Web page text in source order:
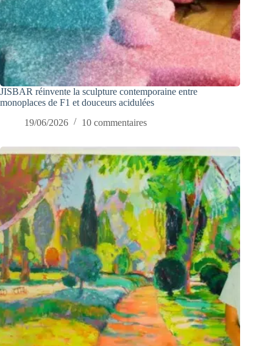
JISBAR réinvente la sculpture contemporaine entre
monoplaces de F1 et douceurs acidulées
19/06/2026
10 commentaires